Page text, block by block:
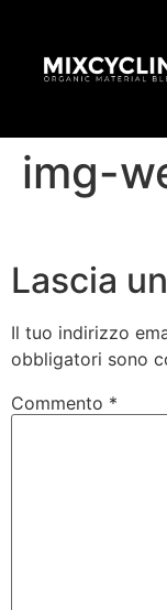
img-
Lascia
Il tuo indirizzo
obbligatori sono
Commento *